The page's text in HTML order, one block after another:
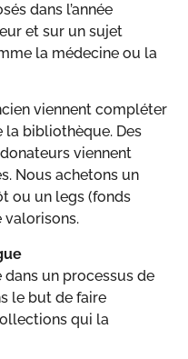
dans l’année
et sur un sujet
la médecine ou la
viennent compléter
bibliothèque. Des
viennent
Nous achetons un
ou un legs (fonds
valorisons.
dans un processus de
le but de faire
qui la